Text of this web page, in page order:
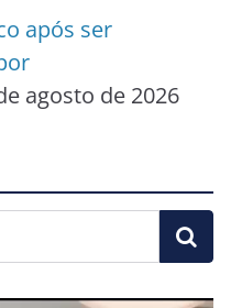
após ser
agosto de 2026